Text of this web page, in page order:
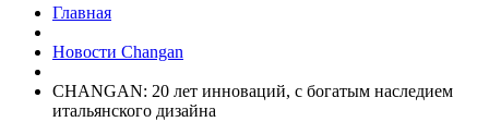
Главная
Новости Changan
CHANGAN: 20 лет инноваций, с богатым наследием
итальянского дизайна